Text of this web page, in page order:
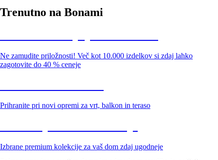
Trenutno na Bonami
Ne zamudite priložnosti! Več kot 10.000 izdelkov si zdaj lahko
zagotovite do 40 % ceneje
Prihranite pri novi opremi za vrt, balkon in teraso
Izbrane premium kolekcije za vaš dom zdaj ugodneje